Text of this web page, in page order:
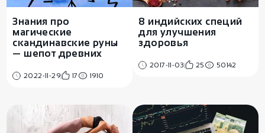
Знания про
магические
скандинавские руны
— шепот древних
2022-11-29 17 1910
8 индийских специй
для улучшения
здоровья
2017-11-03 25 50142